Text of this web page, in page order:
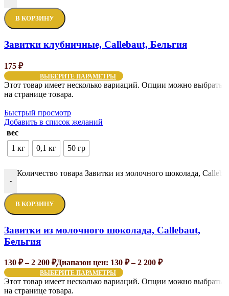
В КОРЗИНУ
Завитки клубничные, Callebaut, Бельгия
175 ₽
ВЫБЕРИТЕ ПАРАМЕТРЫ
Этот товар имеет несколько вариаций. Опции можно выбрать
на странице товара.
Быстрый просмотр
Добавить в список желаний
вес
1 кг
0,1 кг 50 гр
-
Количество товара Завитки из молочного шоколада,
В КОРЗИНУ
Завитки из молочного шоколада, Callebaut,
Бельгия
130 ₽ – 2 200 ₽Диапазон цен: 130 ₽ – 2 200 ₽
ВЫБЕРИТЕ ПАРАМЕТРЫ
Этот товар имеет несколько вариаций. Опции можно выбрать
на странице товара.